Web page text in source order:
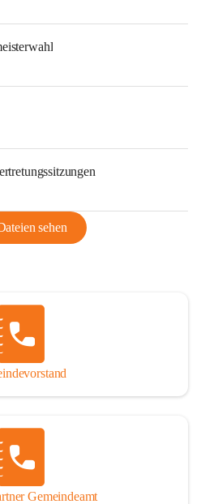
sehen
Gemeindeamt